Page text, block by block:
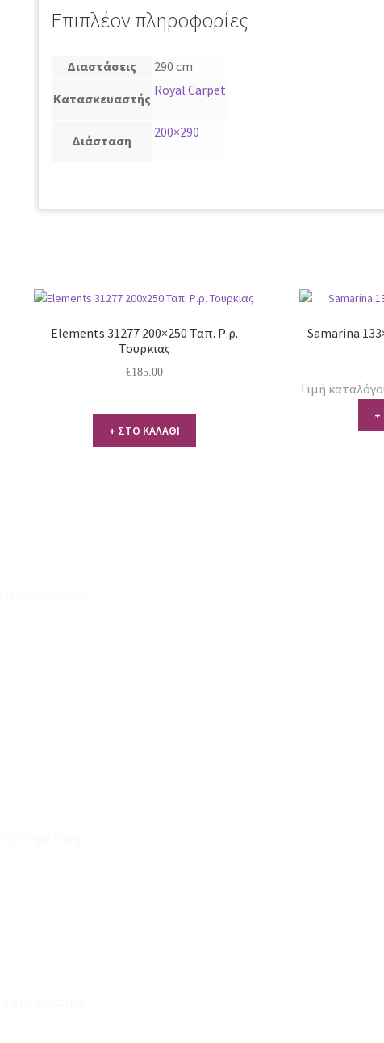
Επιπλέον πληροφορίες
Διαστάσεις
290 cm
Κατασκευαστής
Royal Carpet
Διάσταση
200×290
Elements 31277 200×250 Ταπ. Ρ.ρ.
Τουρκιας
€185.00
+ ΣΤΟ ΚΑΛΑΘΙ
Samarina
Τιμή
+